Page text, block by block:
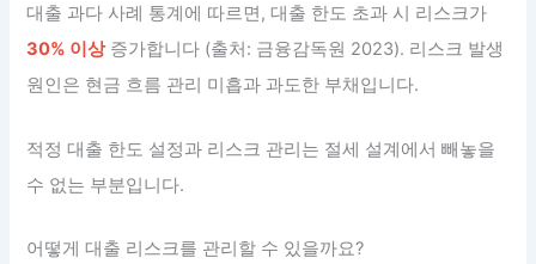
대출 과다 사례 통계에 따르면, 대출 한도 초과 시 리스크가
30% 이상증가합니다 (출처: 금융감독원 2023). 리스크 발생
원인은 현금 흐름 관리 미흡과 과도한 부채입니다.
적정 대출 한도 설정과 리스크 관리는 절세 설계에서 빼놓을
수 없는 부분입니다.
어떻게 대출 리스크를 관리할 수 있을까요?